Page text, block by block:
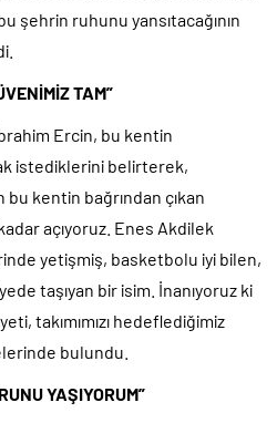
şehrin ruhunu yansıtacağının
TAM”
Ercin, bu kentin
istediklerini belirterek,
bu kentin bağrından çıkan
açıyoruz. Enes Akdilek
yetişmiş, basketbolu iyi bilen,
taşıyan bir isim. İnanıyoruz ki
takımımızı hedeflediğimiz
bulundu.
YAŞIYORUM”